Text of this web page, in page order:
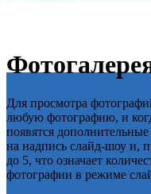
Для просмотра
любую фотографию, и
появятся
на надпись слайд-шоу и,
до 5, что означает
фотографии в режиме